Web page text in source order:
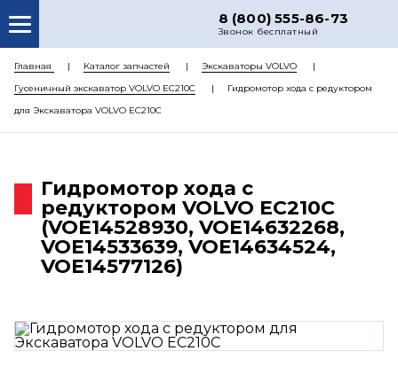
8 (800) 555-86-73
Звонок бесплатный
О НАС
КАТАЛОГ ЗАПЧАСТЕЙ
РЕМОНТ
ЦЕНЫ
КОНТАКТЫ
Главная Каталог запчастей
Экскаваторы VOLVO
Гусеничный экскаватор VOLVO EC210C
Гидромотор хода с редуктором
для Экскаватора VOLVO EC210C
Гидромотор хода с
редуктором VOLVO EC210C
(VOE14528930, VOE14632268,
VOE14533639, VOE14634524,
VOE14577126)